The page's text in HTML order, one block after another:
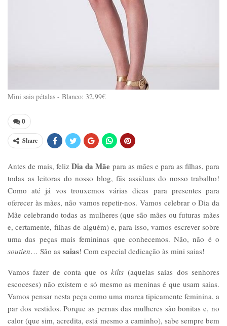
Mini saia pétalas - Blanco: 32,99€
0
Share
Antes de mais, felizDia da Mãe para as mães e para as filhas, para
todas as leitoras do nosso blog, fãs assíduas do nosso trabalho!
Como até já vos trouxemos várias dicas para presentes para
oferecer às mães, não vamos repetir-nos. Vamos celebrar o Dia da
Mãe celebrando todas as mulheres (que são mães ou futuras mães
e, certamente, filhas de alguém) e, para isso, vamos escrever sobre
uma das peças mais femininas que conhecemos. Não, não é o
soutien… São as saias! Com especial dedicação às mini saias!
Vamos fazer de conta que os kilts(aquelas saias dos senhores
escoceses) não existem e só mesmo as meninas é que usam saias.
Vamos pensar nesta peça como uma marca tipicamente feminina, a
par dos vestidos. Porque as pernas das mulheres são bonitas e, no
calor (que sim, acredita, está mesmo a caminho), sabe sempre bem